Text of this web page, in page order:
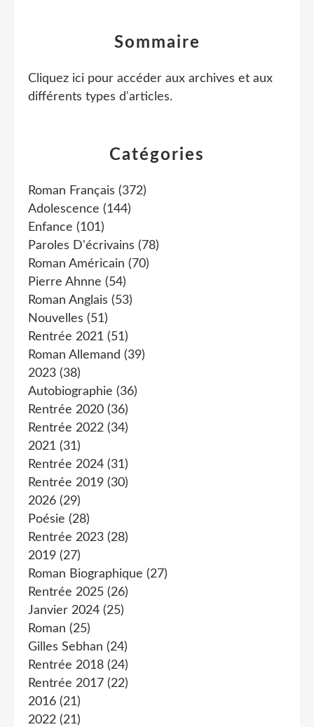
Catégories
Roman Français (372)
Adolescence (144)
Enfance (101)
Paroles D'écrivains (78)
Roman Américain (70)
Pierre Ahnne (54)
Roman Anglais (53)
Nouvelles (51)
Rentrée 2021 (51)
Roman Allemand (39)
2023 (38)
Autobiographie (36)
Rentrée 2020 (36)
Rentrée 2022 (34)
2021 (31)
Rentrée 2024 (31)
Rentrée 2019 (30)
2026 (29)
Poésie (28)
Rentrée 2023 (28)
2019 (27)
Roman Biographique (27)
Rentrée 2025 (26)
Janvier 2024 (25)
Roman (25)
Gilles Sebhan (24)
Rentrée 2018 (24)
Rentrée 2017 (22)
2016 (21)
2022 (21)
Sommaire
Cliquez ici pour accéder aux archives et aux
différents types d'articles.